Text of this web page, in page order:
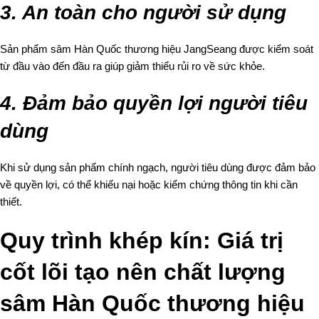
3. An toàn cho người sử dụng
Sản phẩm sâm Hàn Quốc thương hiệu JangSeang được kiểm soát
từ đầu vào đến đầu ra giúp giảm thiểu rủi ro về sức khỏe.
4. Đảm bảo quyền lợi người tiêu
dùng
Khi sử dụng sản phẩm chính ngạch, người tiêu dùng được đảm bảo
về quyền lợi, có thể khiếu nại hoặc kiểm chứng thông tin khi cần
thiết.
Quy trình khép kín: Giá trị
cốt lõi tạo nên chất lượng
sâm Hàn Quốc thương hiệu